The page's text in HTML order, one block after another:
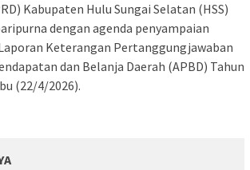
Kabupaten Hulu Sungai Selatan (HSS)
dengan agenda penyampaian
Keterangan Pertanggungjawaban
dan Belanja Daerah (APBD) Tahun
(22/4/2026).